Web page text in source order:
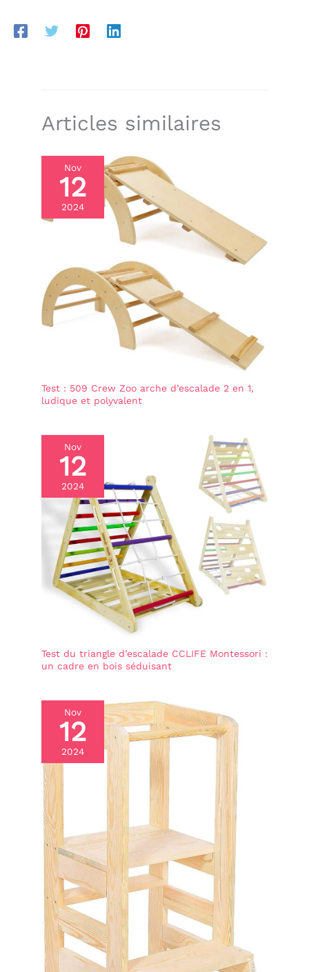
idéal pour les petits espaces sans compromettre
Articles similaires
Nov
12
2024
Test : 509 Crew Zoo arche d’escalade 2 en 1,
ludique et polyvalent
Nov
12
2024
Test du triangle d’escalade CCLIFE Montessori :
un cadre en bois séduisant
Nov
12
2024